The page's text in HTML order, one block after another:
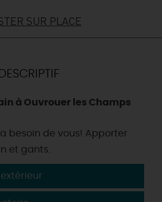
DEMAIN
WEEK-END
SEMAINE
L'AGENDA
SUR PLACE
DESCRIPTIF
à Ouvrouer les Champs
a besoin de vous! Apporter
et gants.